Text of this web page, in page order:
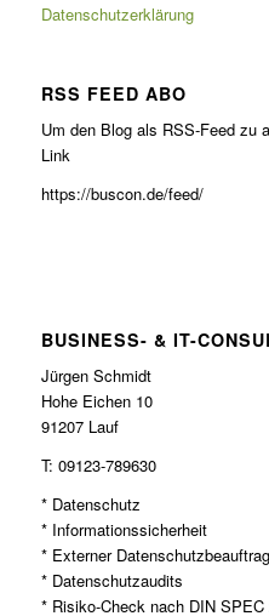
Datenschutzerklärung
RSS FEED ABO
Um den Blog als RSS-Feed zu
Link
https://buscon.de/feed/
BUSINESS- & IT-
Jürgen Schmidt
Hohe Eichen 10
91207 Lauf
T: 09123-789630
* Datenschutz
* Informationssicherheit
* Externer
* Datenschutzaudits
* Risiko-Check nach DIN SPEC